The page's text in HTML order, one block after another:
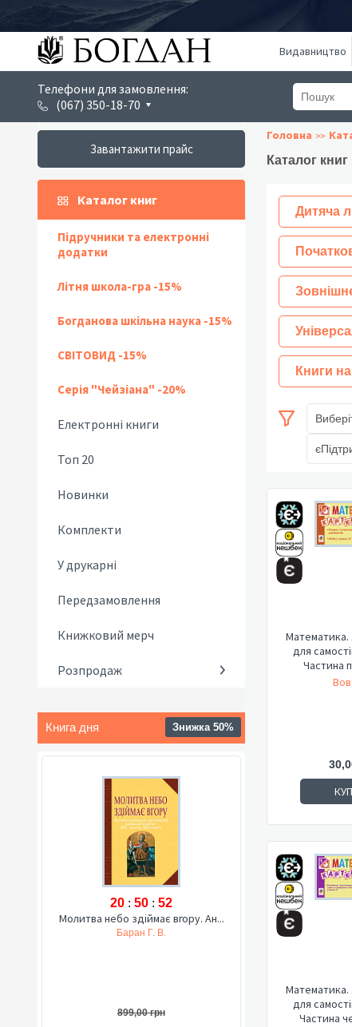
Видавництво
Телефони для замовлення:
(067) 350-18-70
Завантажити прайс
Каталог книг
Підручники та електронні
додатки
Літня школа-гра -15%
Богданова шкільна наука -15%
СВІТОВИД -15%
Серія "Чейзіана" -20%
Електронні книги
Топ 20
Новинки
Комплекти
У друкарні
Передзамовлення
Книжковий мерч
Розпродаж
Книга дня Знижка 50%
20 : 50 : 51
Молитва небо здіймає вгору. Ан...
Баран Г. В.
899,00 грн
Головна
Каталог книг
Дитяча
Книги
Математика.
для
Частина
Математика.
для
Частина